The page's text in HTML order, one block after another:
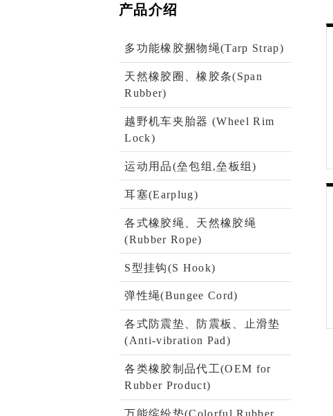
产品介绍
多功能橡胶捆物绳(Tarp Strap)
天然橡胶圈、橡胶条(Span
Rubber)
越野机车夹胎器 (Wheel Rim
Lock)
运动用品(垒包组,垒板组)
耳塞(Earplug)
各式橡胶绳、天然橡胶绳
(Rubber Rope)
S型挂钩(S Hook)
弹性绳(Bungee Cord)
各式防震垫、防震板、止滑垫
(Anti-vibration Pad)
各类橡胶制品代工(OEM for
Rubber Product)
万能缤纷垫(Colorful Rubber